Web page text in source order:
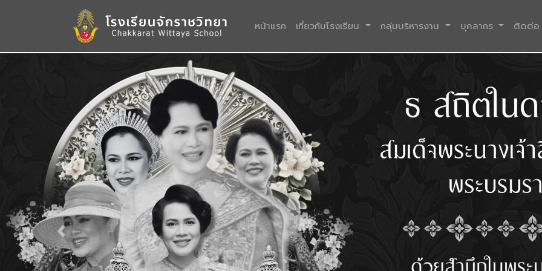
หน้าแรก (current)
เกี่ยวกับโรงเรียน กลุ่มบริหารงาน บุคลากร ติดต่อ
Previous